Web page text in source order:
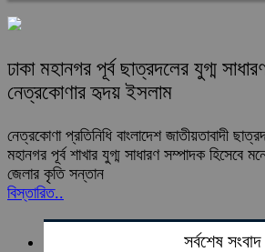
ঢাকা মহানগর পূর্ব ছাত্রদলের যুগ্ম
নেত্রকোণার হৃদয় ইসলাম
নেত্রকোণা প্রতিনিধি বাংলাদেশ জাতীয়তাবাদী
মহানগর পূর্ব শাখার যুগ্ম সাধারণ সম্পাদক হিসেবে
জেলার কৃতি সন্তান
বিস্তারিত..
সর্বশেষ সংবাদ